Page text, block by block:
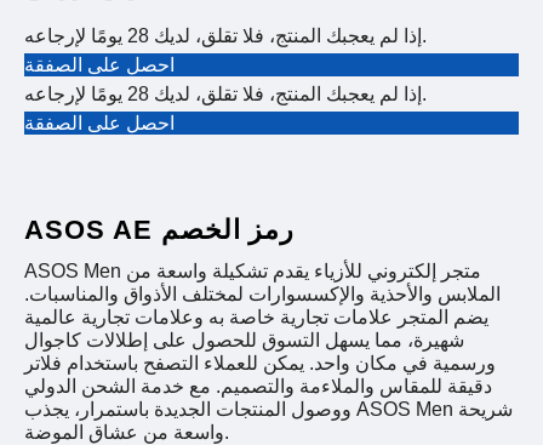
إذا لم يعجبك المنتج، فلا تقلق، لديك 28 يومًا لإرجاعه.
احصل على الصفقة
إذا لم يعجبك المنتج، فلا تقلق، لديك 28 يومًا لإرجاعه.
احصل على الصفقة
ASOS AE رمز الخصم
ASOS Men متجر إلكتروني للأزياء يقدم تشكيلة واسعة من
الملابس والأحذية والإكسسوارات لمختلف الأذواق والمناسبات.
يضم المتجر علامات تجارية خاصة به وعلامات تجارية عالمية
شهيرة، مما يسهل التسوق للحصول على إطلالات كاجوال
ورسمية في مكان واحد. يمكن للعملاء التصفح باستخدام فلاتر
دقيقة للمقاس والملاءمة والتصميم. مع خدمة الشحن الدولي
ووصول المنتجات الجديدة باستمرار، يجذب ASOS Men شريحة
واسعة من عشاق الموضة.